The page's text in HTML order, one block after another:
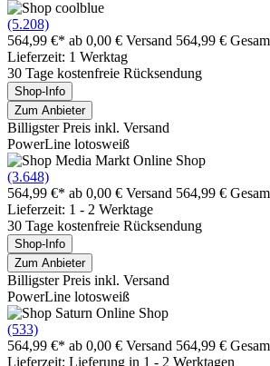
(5.208)
564,99 €* ab 0,00 € Versand 564,99 €
Lieferzeit: 1 Werktag
30 Tage kostenfreie Rücksendung
Shop-Info
Zum Anbieter
Billigster Preis inkl. Versand
PowerLine lotosweiß
(3.648)
564,99 €* ab 0,00 € Versand 564,99 €
Lieferzeit: 1 - 2 Werktage
30 Tage kostenfreie Rücksendung
Shop-Info
Zum Anbieter
Billigster Preis inkl. Versand
PowerLine lotosweiß
(533)
564,99 €* ab 0,00 € Versand 564,99 €
Lieferzeit: Lieferung in 1 - 2 Werktagen